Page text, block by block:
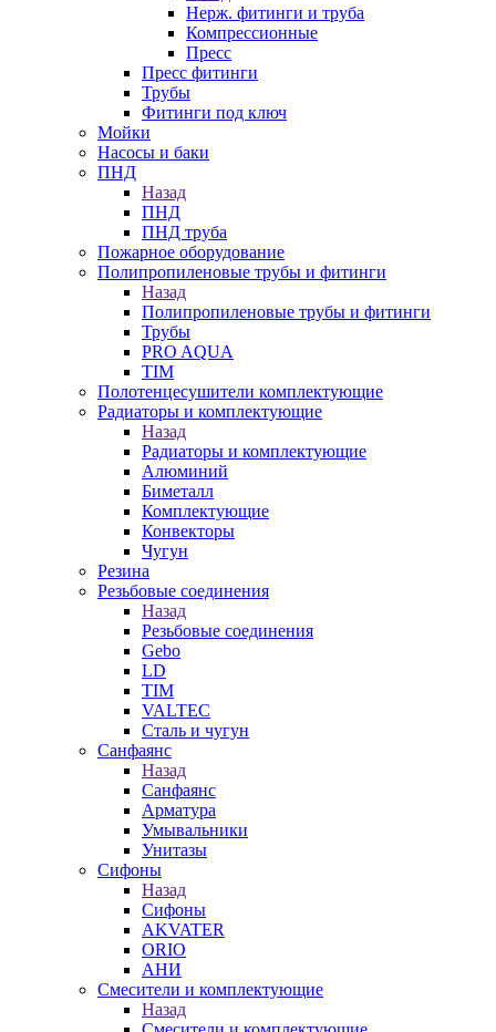
Нерж. фитинги и труба
Компрессионные
Пресс
Пресс фитинги
Трубы
Фитинги под ключ
Мойки
Насосы и баки
ПНД
Назад
ПНД
ПНД труба
Пожарное оборудование
Полипропиленовые трубы и фитинги
Назад
Полипропиленовые трубы и фитинги
Трубы
PRO AQUA
TIM
Полотенцесушители комплектующие
Радиаторы и комплектующие
Назад
Радиаторы и комплектующие
Алюминий
Биметалл
Комплектующие
Конвекторы
Чугун
Резина
Резьбовые соединения
Назад
Резьбовые соединения
Gebo
LD
TIM
VALTEC
Сталь и чугун
Санфаянс
Назад
Санфаянс
Арматура
Умывальники
Унитазы
Сифоны
Назад
Сифоны
AKVATER
ORIO
АНИ
Смесители и комплектующие
Назад